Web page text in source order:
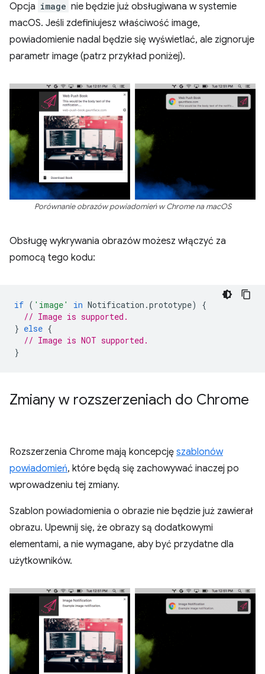
Opcja image nie będzie już obsługiwana w systemie
macOS. Jeśli zdefiniujesz właściwość image,
powiadomienie nadal będzie się wyświetlać, ale zignoruje
parametr image (patrz przykład poniżej).
Porównanie obrazów powiadomień w Chrome na macOS
Obsługę wykrywania obrazów możesz włączyć za
pomocą tego kodu:
if ( 'image' in Notification .prototype)
{
// Image is supported.
} else {
// Image is NOT supported.
}
Zmiany w rozszerzeniach do Chrome
Rozszerzenia Chrome mają koncepcję szablonów
powiadomień, które będą się zachowywać inaczej po
wprowadzeniu tej zmiany.
Szablon powiadomienia o obrazie nie będzie już zawierał
obrazu. Upewnij się, że obrazy są dodatkowymi
elementami, a nie wymagane, aby być przydatne dla
użytkowników.